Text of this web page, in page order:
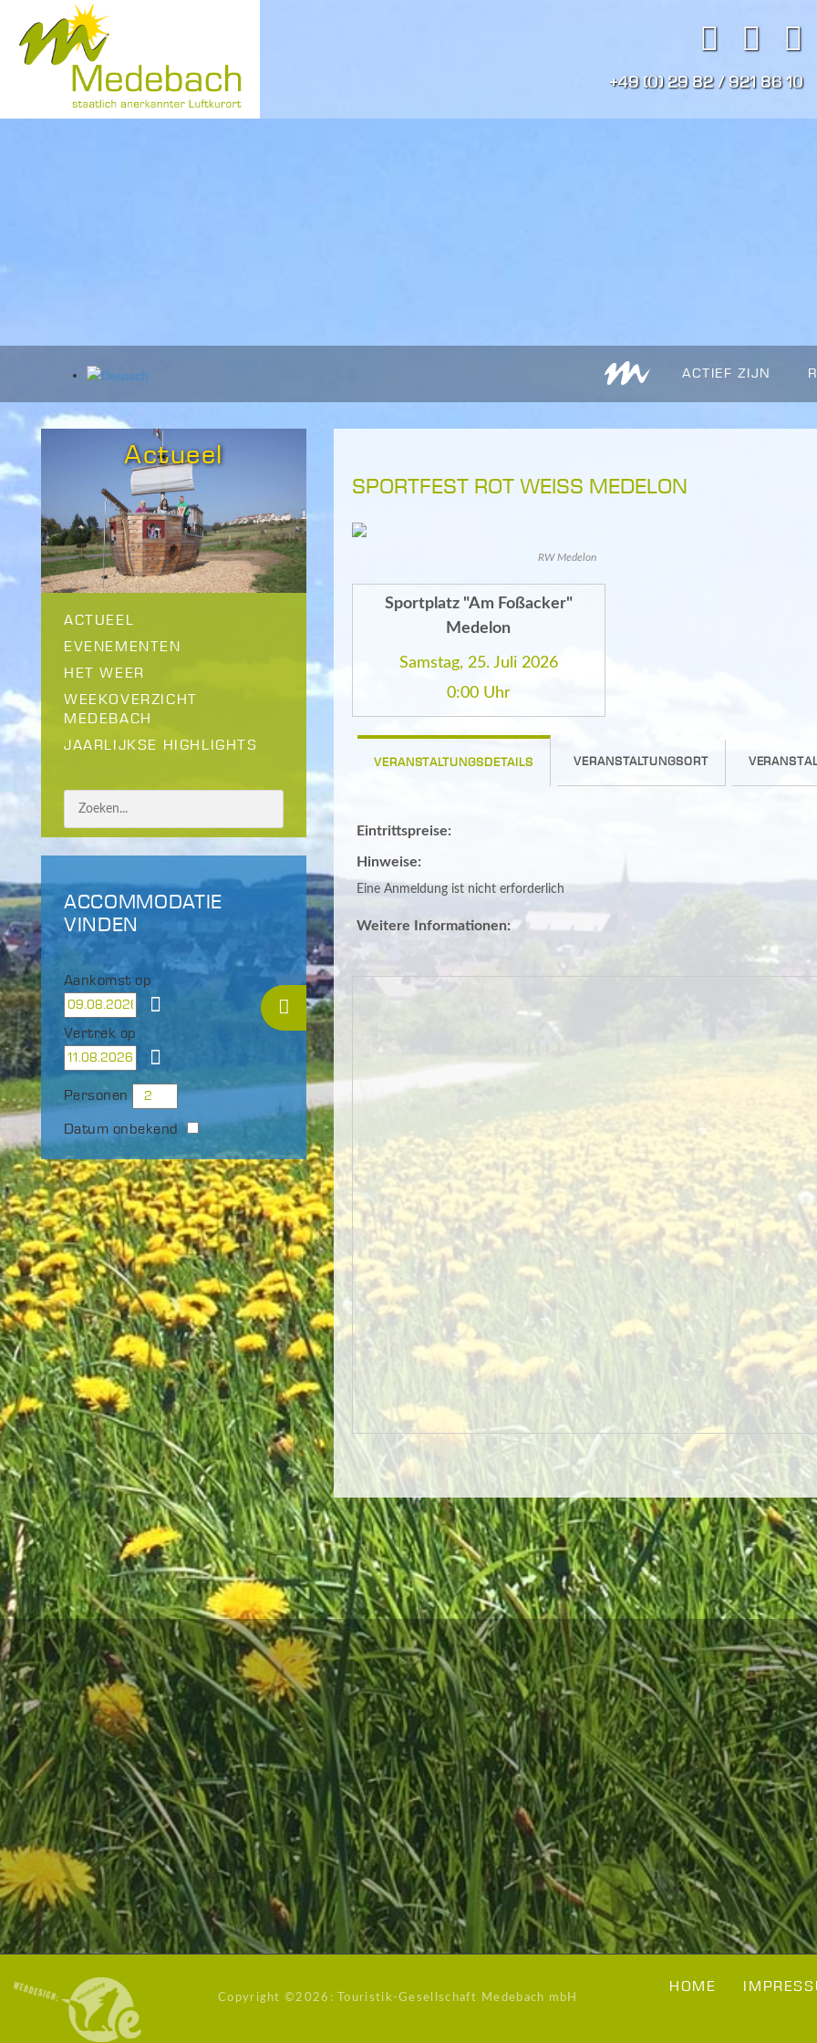
+49 (0) 29 82 / 921 86 10
ACTIEF ZIJN
Actueel
ACTUEEL
EVENEMENTEN
HET WEER
WEEKOVERZICHT
MEDEBACH
JAARLIJKSE HIGHLIGHTS
ACCOMMODATIE
VINDEN
Aankomst op
Vertrek op
Personen
Datum onbekend
SPORTFEST ROT WEISS MEDELON
RW Medelon
Sportplatz "Am Foßacker"
Medelon
Samstag, 25. Juli 2026
0:00 Uhr
VERANSTALTUNGSDETAILS VERANSTALTUNGSORT
Eintrittspreise:
Hinweise:
Eine Anmeldung ist nicht erforderlich
Weitere Informationen:
Copyright ©2026: Touristik-Gesellschaft Medebach mbH
HOME